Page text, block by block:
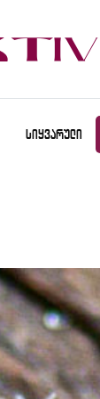
ᲡᲘᲧᲕᲐᲠᲣᲚᲘ